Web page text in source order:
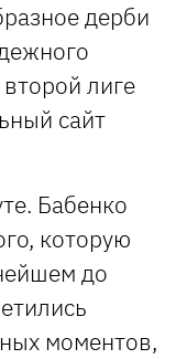
дерби
лиге
сайт
Бабенко
которую
до
моментов,